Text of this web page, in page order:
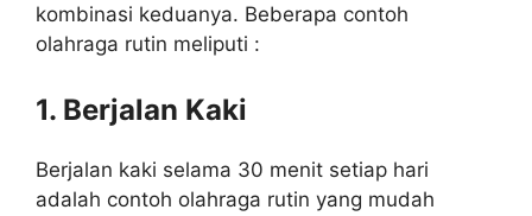
kombinasi keduanya. Beberapa contoh
olahraga rutin meliputi :
1. Berjalan Kaki
Berjalan kaki selama 30 menit setiap hari
adalah contoh olahraga rutin yang mudah